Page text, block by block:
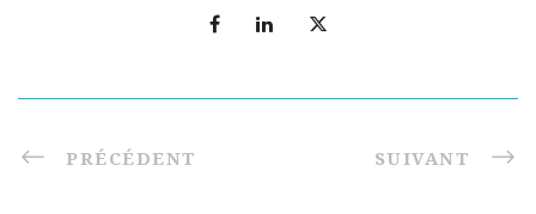
PRÉCÉDENT SUIVANT